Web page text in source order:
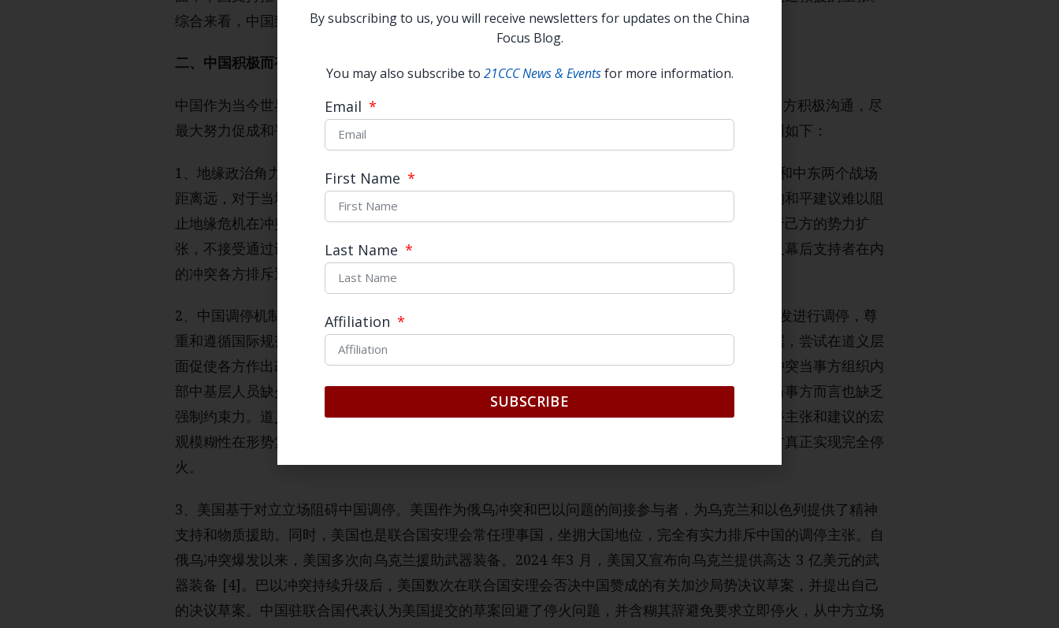
综合来看，中国致力于发挥联合国安理会机制的调停作用，重视运用国际力量化解矛盾。
二、中国积极而有限的调停作用
中国作为当今世界重要的全球性大国，主动开展“穿梭外交”无疑具有积极影响。中国特使与冲突各方积极沟通，尽
最大努力促成和平化解矛盾。然而从客观角度分析，中国调停发挥的积极作用是有限的，主要原因如下：
1、地缘政治角力排斥和平主张。两场地区安全冲突掺杂地缘政治对抗。从地理上看，中国与俄乌和中东两个战场
距离远，对于当地军事形势的实际掌握和影响范围有限，调停主张不易切实改变战斗状况。中国的和平建议难以阻
止地缘危机在冲突利益方政治对抗下愈演愈烈。冲突方不愿意放弃地缘政治斗争可能带来的有利于己方的势力扩
张，不接受通过谈判妥协从而丧失潜在的地缘政治优势。地缘政治对抗的利益考量使得包括盟友及幕后支持者在内
的冲突各方排斥通过谈判达成停火止战的永久和平手段。
2、中国调停机制的宏观模糊性。中国调停机制强调原则性、根本性、道义性。中国从整体层面出发进行调停，尊
重和遵循国际规范，并在调停机制中将国际规范作为推动冲突各方相向而行、达成共识的制度依据，尝试在道义层
面促使各方作出改变。整体层面的规范建议往往着眼于宏观指导，建议的效应宽泛而模糊，对于冲突当事方组织内
部中基层人员缺少微观具体的实际参考价值。中国尝试运用国际社会集体力量的调停努力对冲突当事方而言也缺乏
强制约束力。道义层面出发的主张难以动摇冲突当事方基于自身利益的军事对抗。因此，中国调停主张和建议的宏
观模糊性在形势复杂、利益交错的地区安全冲突中难以切中当事方的现实要害，也就难以使当事方真正实现完全停
火。
3、美国基于对立立场阻碍中国调停。美国作为俄乌冲突和巴以问题的间接参与者，为乌克兰和以色列提供了精神
支持和物质援助。同时，美国也是联合国安理会常任理事国，坐拥大国地位，完全有实力排斥中国的调停主张。自
俄乌冲突爆发以来，美国多次向乌克兰援助武器装备。2024 年3 月，美国又宣布向乌克兰提供高达 3 亿美元的武
器装备 [4]。巴以冲突持续升级后，美国数次在联合国安理会否决中国赞成的有关加沙局势决议草案，并提出自己
的决议草案。中国驻联合国代表认为美国提交的草案回避了停火问题，并含糊其辞避免要求立即停火，从中方立场
By subscribing to us, you will receive newsletters for updates on the China
Focus Blog.
You may also subscribe to 21CCC News & Eventsfor more information.
Email
First Name
Last Name
Affiliation
SUBSCRIBE